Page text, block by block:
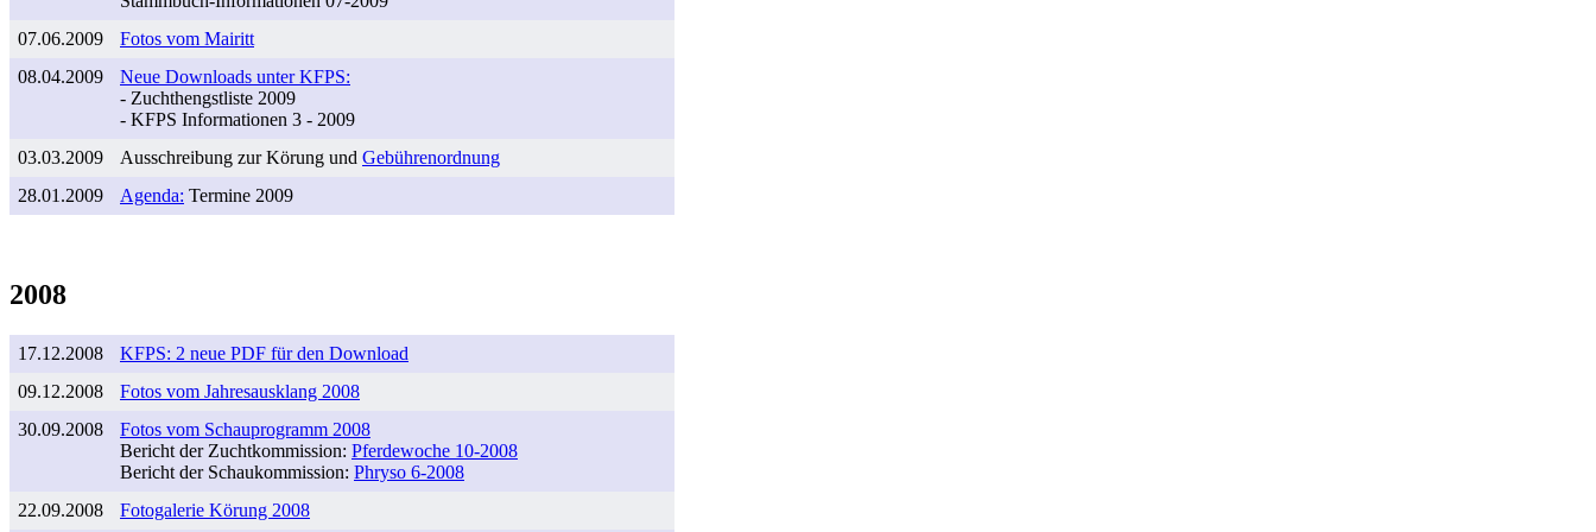
07.06.2009
Fotos vom Mairitt
08.04.2009
Neue Downloads unter KFPS:
- Zuchthengstliste 2009
- KFPS Informationen 3 - 2009
03.03.2009
Ausschreibung zur Körung und Gebührenordnung
28.01.2009
Agenda: Termine 2009
2008
17.12.2008
KFPS: 2 neue PDF für den Download
09.12.2008
Fotos vom Jahresausklang 2008
30.09.2008
Fotos vom Schauprogramm 2008
Bericht der Zuchtkommission: Pferdewoche 10-2008
Bericht der Schaukommission: Phryso 6-2008
22.09.2008
Fotogalerie Körung 2008